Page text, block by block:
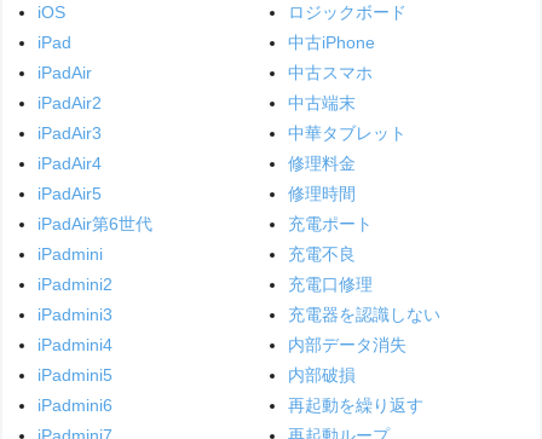
iOS
iPad
iPadAir
iPadAir2
iPadAir3
iPadAir4
iPadAir5
iPadAir第6世代
iPadmini
iPadmini2
iPadmini3
iPadmini4
iPadmini5
iPadmini6
iPadmini7
ロジックボード
中古iPhone
中古スマホ
中古端末
中華タブレット
修理料金
修理時間
充電ポート
充電不良
充電口修理
充電器を認識しない
内部データ消失
内部破損
再起動を繰り返す
再起動ループ